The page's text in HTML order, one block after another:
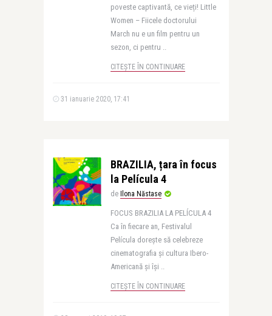
poveste captivantă, ce vieți! Little
Women – Fiicele doctorului
March nu e un film pentru un
sezon, ci pentru ..
CITEȘTE ÎN CONTINUARE
31 ianuarie 2020, 17:41
BRAZILIA, țara în focus
la Película 4
de Ilona Năstase
FOCUS BRAZILIA LA PELÍCULA 4
Ca în fiecare an, Festivalul
Película dorește să celebreze
cinematografia și cultura Ibero-
Americană și își ..
CITEȘTE ÎN CONTINUARE